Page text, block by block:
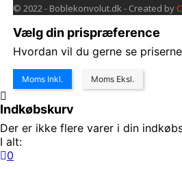
© 2022 - Boblekonvolut.dk - Created by
Vælg din prispræference
Hvordan vil du gerne se
Moms Inkl. Moms Eksl.
Indkøbskurv
Der er ikke flere varer i din
I alt:
0